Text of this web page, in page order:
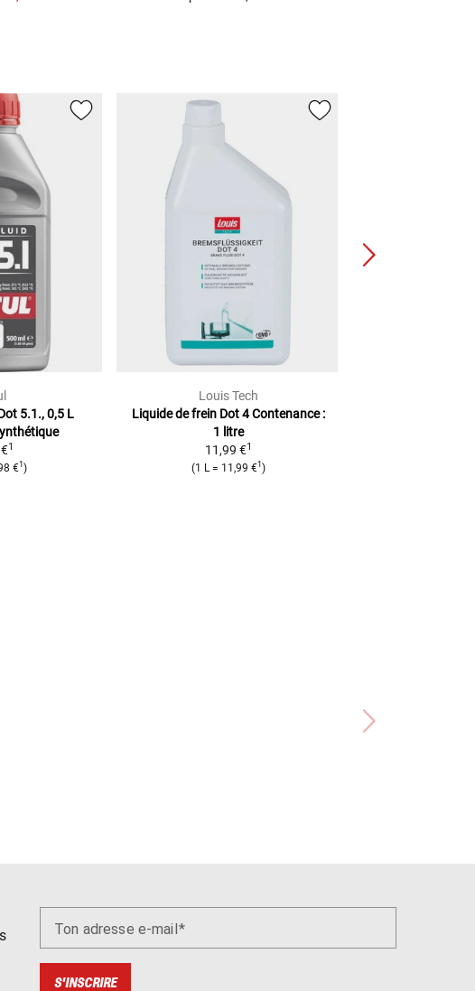
5.1., 0,5 L
1
€1 )
Louis Tech
Liquide de frein Dot 4Contenance :
1 litre
11,99 €1
(1 L= 11,99 €1 )
Ton adresse e-mail
S'INSCRIRE